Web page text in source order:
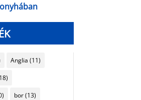
Anglia (11)
bor(13)